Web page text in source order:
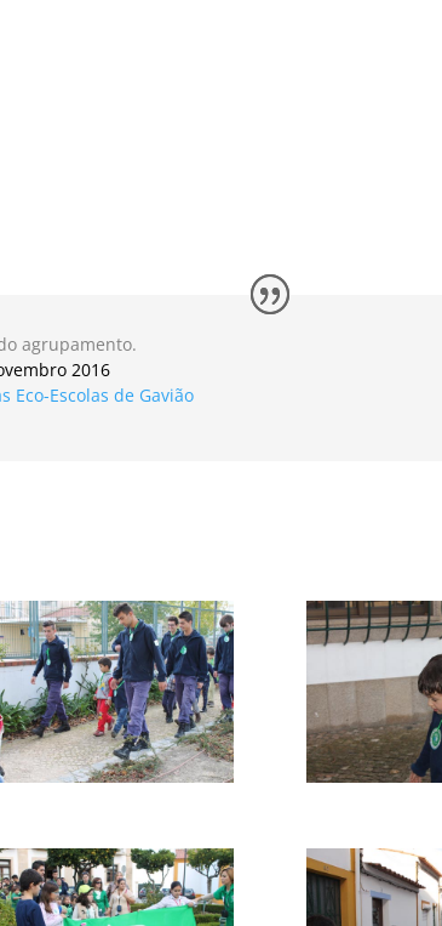
agrupamento.
2016
Eco-Escolas de Gavião